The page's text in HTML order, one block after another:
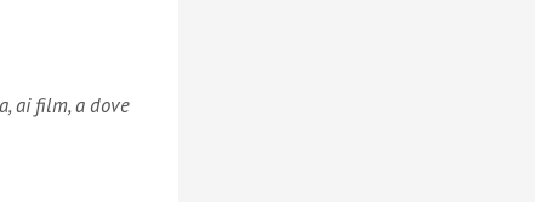
ai film, a dove